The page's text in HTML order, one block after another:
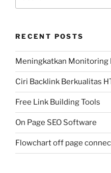
RECENT POSTS
Meningkatkan Monitoring
Ciri Backlink Berkualitas
Free Link Building Tools
On Page SEO Software
Flowchart off page